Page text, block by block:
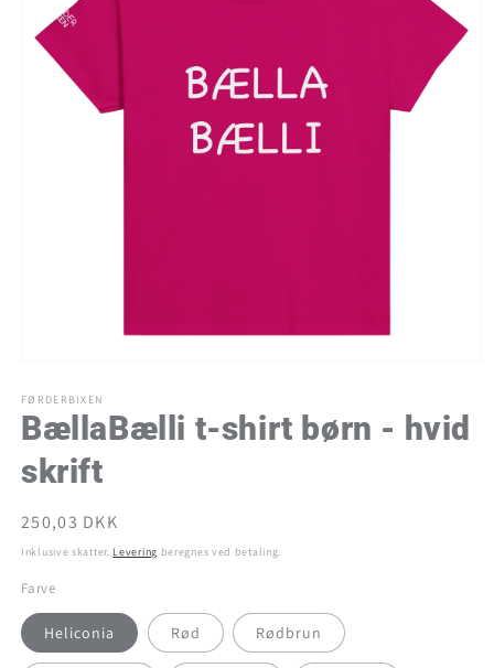
1
i
modus
FØRDERBIXEN
BællaBælli t-shirt børn - hvid
skrift
Normalpris
250,03 DKK
Inklusive skatter. Levering beregnes ved betaling.
Farve
Heliconia Rød Rødbrun